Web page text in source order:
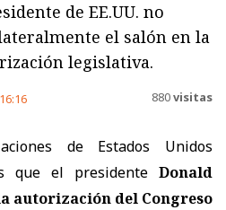
de EE.UU. no
el salón en la
legislativa.
16:16 880visitas
de Estados Unidos
que el presidente Donald
autorización del Congreso